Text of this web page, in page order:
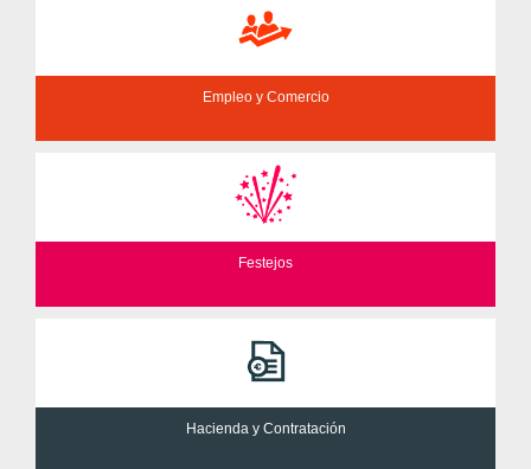
Empleo y Comercio
Festejos
Hacienda y Contratación